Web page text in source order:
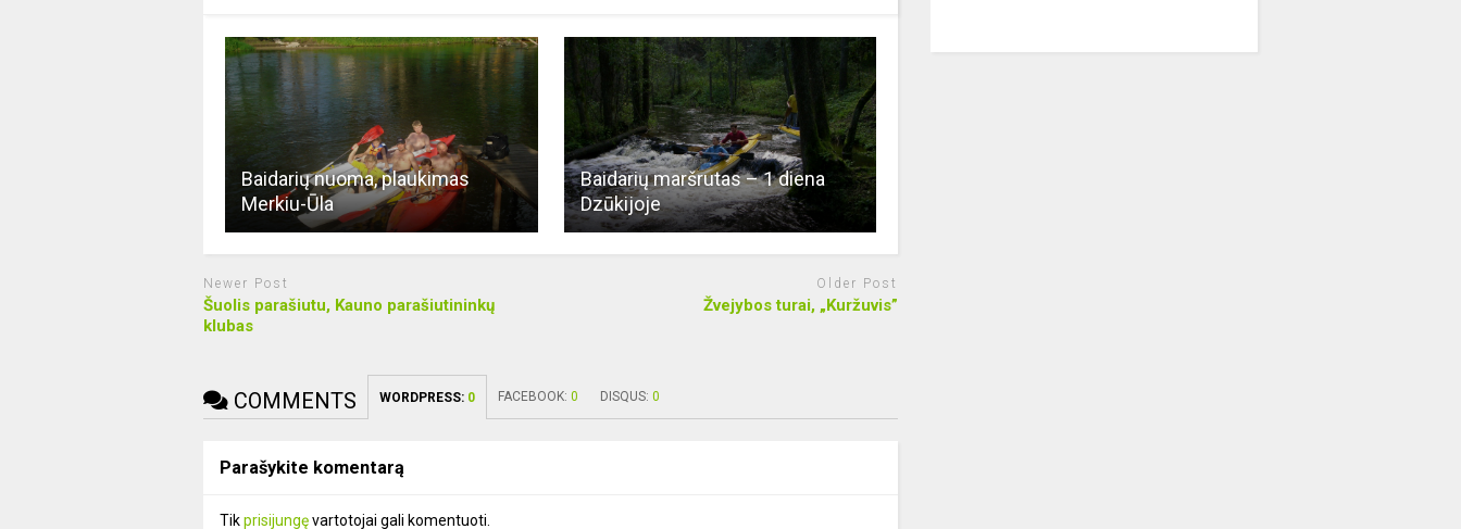
Baidarių nuoma, plaukimas
Merkiu-Ūla
Baidarių maršrutas – 1 diena
Dzūkijoje
Newer Post
Šuolis parašiutu, Kauno parašiutininkų
klubas
Older Post
Žvejybos turai, „Kuržuvis”
COMMENTS WORDPRESS: 0 FACEBOOK: 0 DISQUS: 0
Parašykite komentarą
Tikprisijungęvartotojai gali komentuoti.